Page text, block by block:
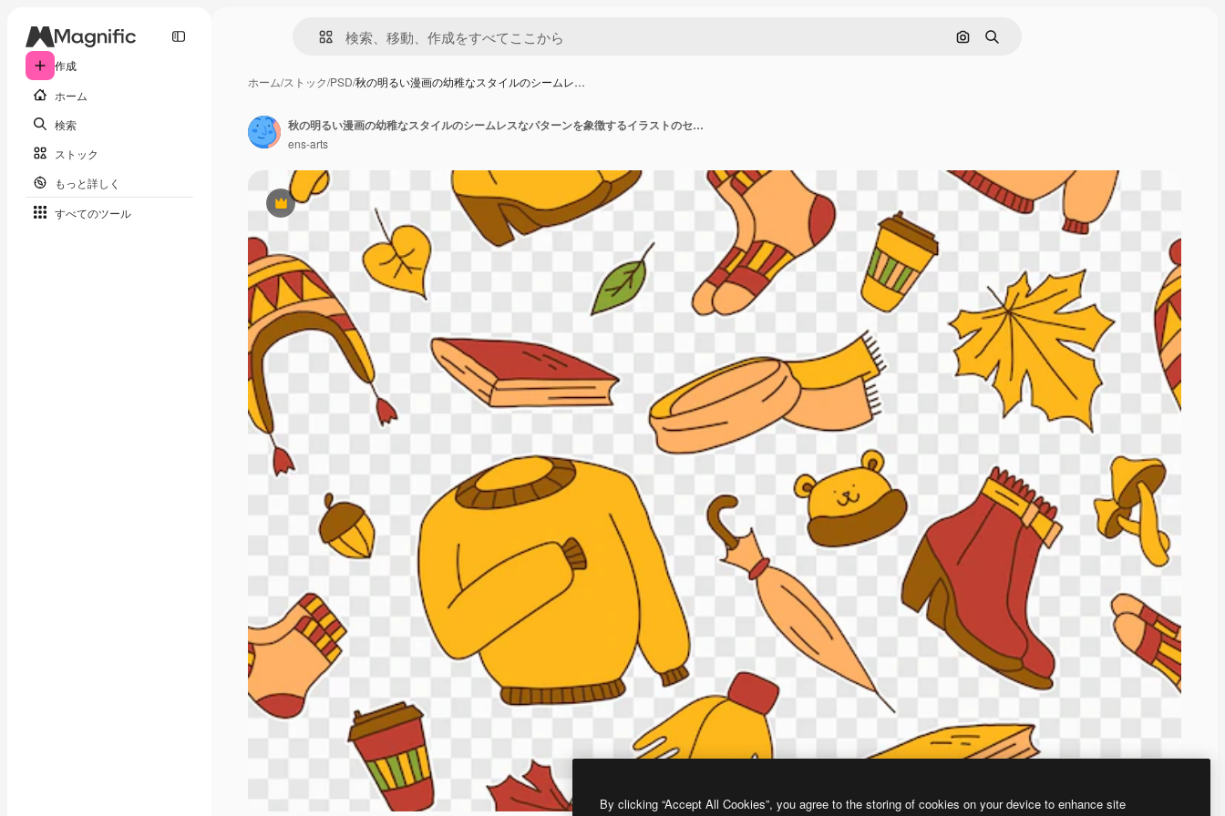
作成
ホーム
検索
ストック
もっと詳しく
すべてのツール
画像で検索
検索
ホーム/ストック/PSD/秋の明るい漫画の幼稚なスタイルのシームレ…
Premium
秋の明るい漫画の幼稚なスタイルのシームレスなパターンを象徴するイラストのセット
ens-arts
By clicking “Accept All Cookies”, you agree to the storing of cookies on your device to enhance site